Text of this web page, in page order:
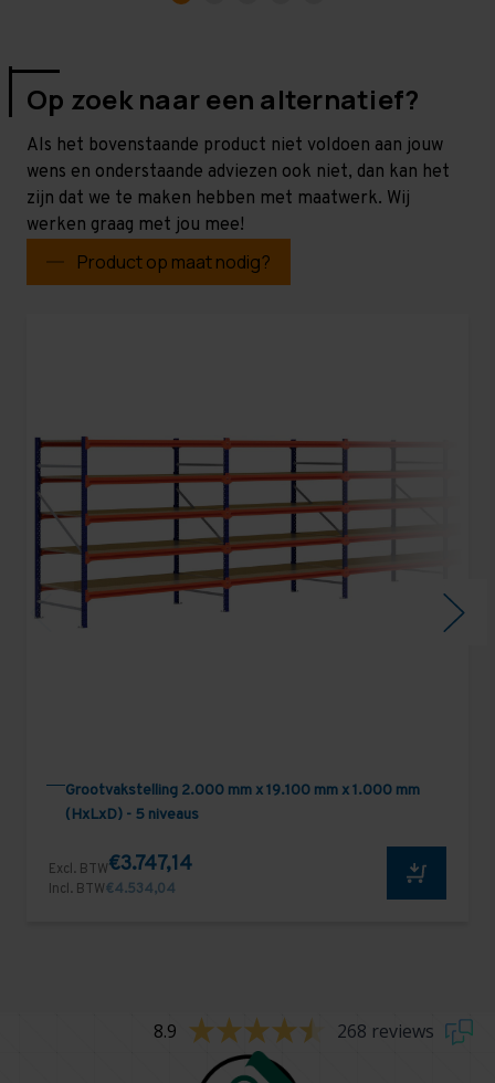
Op zoek naar een alternatief?
Als het bovenstaande product niet voldoen aan jouw
wens en onderstaande adviezen ook niet, dan kan het
zijn dat we te maken hebben met maatwerk. Wij
werken graag met jou mee!
Product op maat nodig?
Grootvakstelling 2.000 mm x 19.100 mm x 1.000 mm
(HxLxD) - 5 niveaus
Excl. BTW€3.747,14
Incl. BTW€4.534,04
8.9 268 reviews